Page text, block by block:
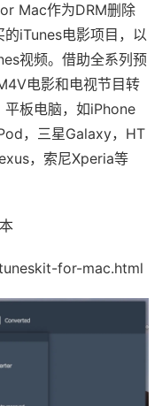
Mac作为DRM删除
iTunes电影项目，以
视频。借助全系列预
电影和电视节目转
平板电脑，如iPhone
，三星Galaxy，HT
，索尼Xperia等
for-mac.html